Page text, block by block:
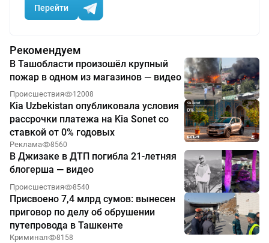
Перейти
Рекомендуем
В Ташобласти произошёл крупный
пожар в одном из магазинов — видео
Происшествия 12008
Kia Uzbekistan опубликовала условия
рассрочки платежа на Kia Sonet со
ставкой от 0% годовых
Реклама 8560
В Джизаке в ДТП погибла 21-летняя
блогерша — видео
Происшествия 8540
Присвоено 7,4 млрд сумов: вынесен
приговор по делу об обрушении
путепровода в Ташкенте
Криминал 8158